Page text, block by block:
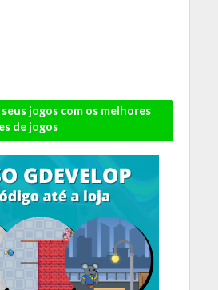
jogos com os melhores
de jogos